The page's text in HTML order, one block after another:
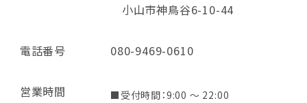
小山市神鳥谷6-10-44
電話番号 080-9469-0610
営業時間 ■受付時間：9:00 ～ 22:00